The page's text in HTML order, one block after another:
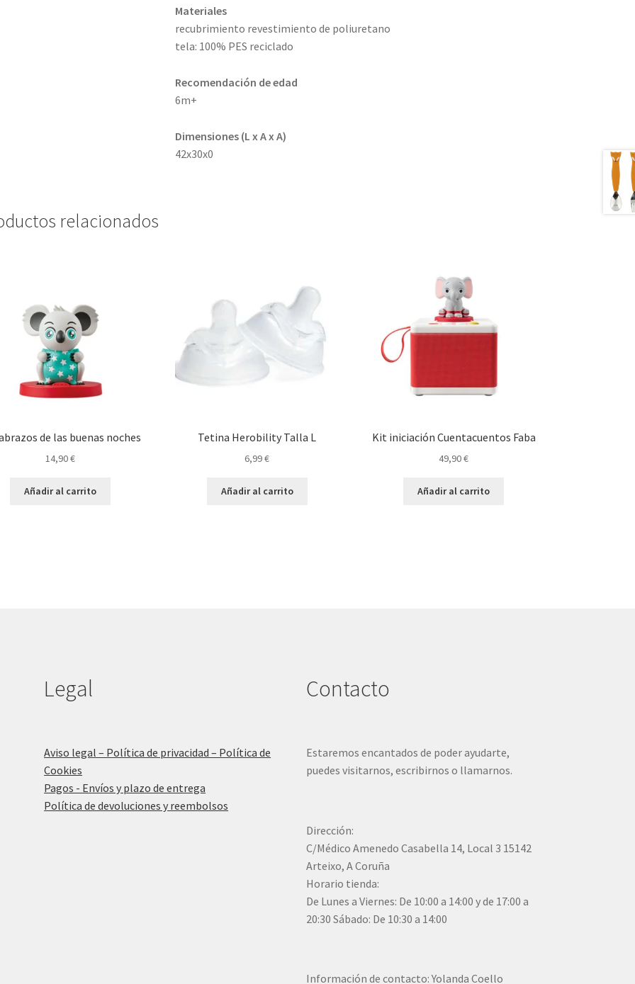
Materiales
recubrimiento revestimiento de poliuretano
tela: 100% PES reciclado
Recomendación de edad
6m+
Dimensiones (L x A x A)
42x30x0
relacionados
de las buenas noches
14,90€
Añadir al carrito
Tetina Herobility Talla L
6,99€
Añadir al carrito
Kit iniciación Cuentacuentos Faba
49,90€
Añadir al carrito
Legal
Aviso legal – Política de privacidad – Política de
Cookies
Pagos - Envíos y plazo de entrega
Política de devoluciones y reembolsos
Contacto
Estaremos encantados de poder ayudarte,
puedes visitarnos, escribirnos o llamarnos.
Dirección:
C/Médico Amenedo Casabella 14, Local 3 15142
Arteixo, A Coruña
Horario tienda:
De Lunes a Viernes: De 10:00 a 14:00 y de 17:00 a
20:30 Sábado: De 10:30 a 14:00
Información de contacto: Yolanda Coello